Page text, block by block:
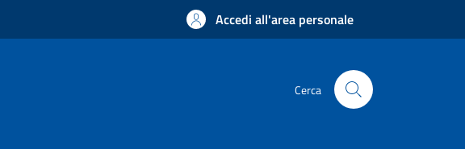
Accedi all'area personale
Cerca